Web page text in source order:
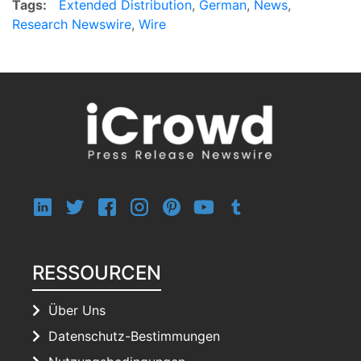
Tags: Extended Distribution, German, News,
Research Newswire, Wire
RESSOURCEN
Über Uns
Datenschutz-Bestimmungen